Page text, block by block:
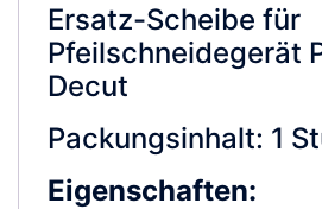
Ersatz-Scheibe für
Pfeilschneidegerät
Decut
Packungsinhalt: 1
Eigenschaften: